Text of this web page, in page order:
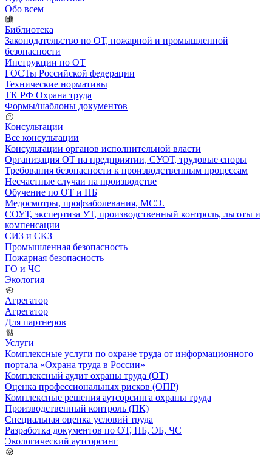
Обо всем
Библиотека
Законодательство по ОТ, пожарной и промышленной
безопасности
Инструкции по ОТ
ГОСТы Российской федерации
Технические нормативы
ТК РФ Охрана труда
Формы/шаблоны документов
Консультации
Все консультации
Консультации органов исполнительной власти
Организация ОТ на предприятии, СУОТ, трудовые споры
Требования безопасности к производственным процессам
Несчастные случаи на производстве
Обучение по ОТ и ПБ
Медосмотры, профзаболевания, МСЭ.
СОУТ, экспертиза УТ, производственный контроль, льготы и
компенсации
СИЗ и СКЗ
Промышленная безопасность
Пожарная безопасность
ГО и ЧС
Экология
Агрегатор
Агрегатор
Для партнеров
Услуги
Комплексные услуги по охране труда от информационного
портала «Охрана труда в России»
Комплексный аудит охраны труда (ОТ)
Оценка профессиональных рисков (ОПР)
Комплексные решения аутсорсинга охраны труда
Производственный контроль (ПК)
Специальная оценка условий труда
Разработка документов по ОТ, ПБ, ЭБ, ЧС
Экологический аутсорсинг